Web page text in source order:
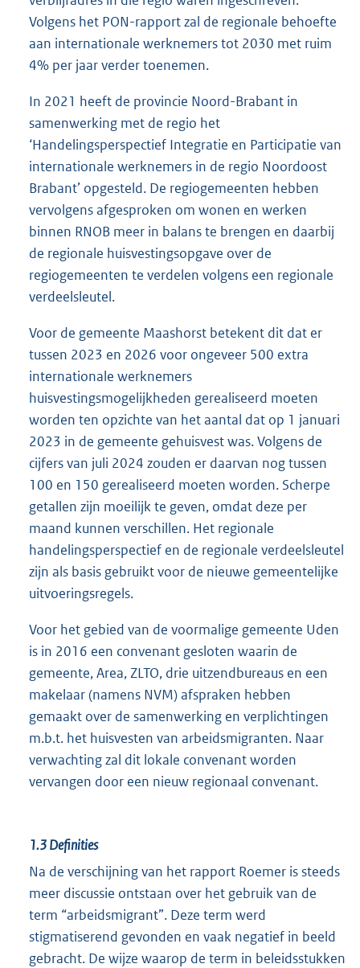
Volgens het PON-rapport zal de regionale behoefte
aan internationale werknemers tot 2030 met ruim
4% per jaar verder toenemen.
In 2021 heeft de provincie Noord-Brabant in
samenwerking met de regio het
‘Handelingsperspectief Integratie en Participatie van
internationale werknemers in de regio Noordoost
Brabant’ opgesteld. De regiogemeenten hebben
vervolgens afgesproken om wonen en werken
binnen RNOB meer in balans te brengen en daarbij
de regionale huisvestingsopgave over de
regiogemeenten te verdelen volgens een regionale
verdeelsleutel.
Voor de gemeente Maashorst betekent dit dat er
tussen 2023 en 2026 voor ongeveer 500 extra
internationale werknemers
huisvestingsmogelijkheden gerealiseerd moeten
worden ten opzichte van het aantal dat op 1 januari
2023 in de gemeente gehuisvest was. Volgens de
cijfers van juli 2024 zouden er daarvan nog tussen
100 en 150 gerealiseerd moeten worden. Scherpe
getallen zijn moeilijk te geven, omdat deze per
maand kunnen verschillen. Het regionale
handelingsperspectief en de regionale verdeelsleutel
zijn als basis gebruikt voor de nieuwe gemeentelijke
uitvoeringsregels.
Voor het gebied van de voormalige gemeente Uden
is in 2016 een convenant gesloten waarin de
gemeente, Area, ZLTO, drie uitzendbureaus en een
makelaar (namens NVM) afspraken hebben
gemaakt over de samenwerking en verplichtingen
m.b.t. het huisvesten van arbeidsmigranten. Naar
verwachting zal dit lokale convenant worden
vervangen door een nieuw regionaal convenant.
1.3Definities
Na de verschijning van het rapport Roemer is steeds
meer discussie ontstaan over het gebruik van de
term “arbeidsmigrant”. Deze term werd
stigmatiserend gevonden en vaak negatief in beeld
gebracht. De wijze waarop de term in beleidsstukken